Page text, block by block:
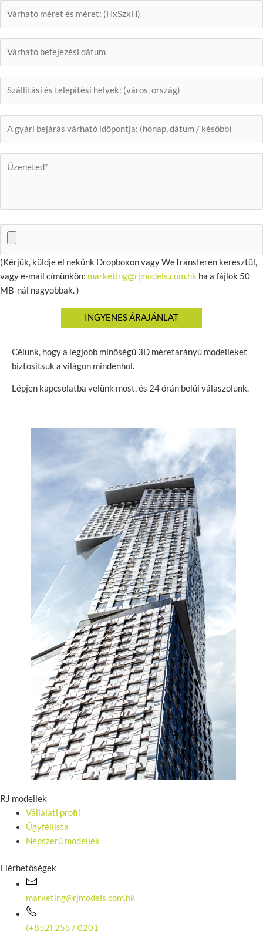
(Kérjük, küldje el nekünk Dropboxon vagy WeTransferen keresztül,
vagy e-mail címünkön: marketing@rjmodels.com.hk ha a fájlok 50
MB-nál nagyobbak. )
Célunk, hogy a legjobb minőségű 3D méretarányú modelleket
biztosítsuk a világon mindenhol.
Lépjen kapcsolatba velünk most, és 24 órán belül válaszolunk.
RJ modellek
Vállalati profil
Ügyféllista
Népszerű modellek
Elérhetőségek
marketing@rjmodels.com.hk
(+852) 2557 0201